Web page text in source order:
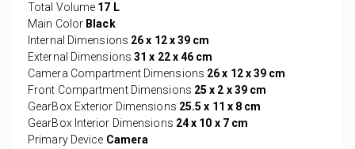
Total Volume 17 L
Main Color Black
Internal Dimensions 26 x 12 x 39 cm
External Dimensions 31 x 22 x 46 cm
Camera Compartment Dimensions 26 x 12 x 39 cm
Front Compartment Dimensions 25 x 2 x 39 cm
GearBox Exterior Dimensions 25.5 x 11 x 8 cm
GearBox Interior Dimensions 24 x 10 x 7 cm
Primary Device Camera